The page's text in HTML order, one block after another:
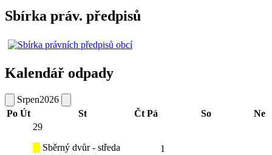
Sbírka práv. předpisů
Kalendář odpady
Srpen2026
Po Út St Čt Pá So Ne
29
Sběrný dvůr - středa
1